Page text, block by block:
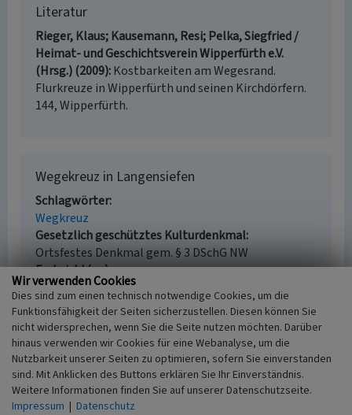
Literatur
Rieger, Klaus; Kausemann, Resi; Pelka, Siegfried /
Heimat- und Geschichtsverein Wipperfürth e.V.
(Hrsg.) (2009) Kostbarkeiten am Wegesrand.
Flurkreuze in Wipperfürth und seinen Kirchdörfern.
144, Wipperfürth.
Wegekreuz in Langensiefen
Schlagwörter
Wegkreuz
Gesetzlich geschütztes Kulturdenkmal
Ortsfestes Denkmal gem. § 3 DSchG NW
Fachsicht(en)
Kulturlandschaftspflege, Denkmalpflege
Erfassungsmaßstab
i.d.R. 1:5.000 (größer als 1:20.000)
Erfassungsmethode
Literaturauswertung, Archivauswertung
Historischer Zeitraum
Beginn 1859
Wir verwenden Cookies
Dies sind zum einen technisch notwendige Cookies, um die
Funktionsfähigkeit der Seiten sicherzustellen. Diesen können Sie
nicht widersprechen, wenn Sie die Seite nutzen möchten. Darüber
hinaus verwenden wir Cookies für eine Webanalyse, um die
Nutzbarkeit unserer Seiten zu optimieren, sofern Sie einverstanden
sind. Mit Anklicken des Buttons erklären Sie Ihr Einverständnis.
Weitere Informationen finden Sie auf unserer Datenschutzseite.
Impressum | Datenschutz